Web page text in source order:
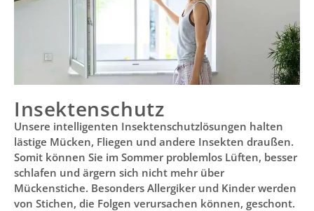
Insektenschutz
Unsere intelligenten Insektenschutzlösungen halten
lästige Mücken, Fliegen und andere Insekten draußen.
Somit können Sie im Sommer problemlos Lüften, besser
schlafen und ärgern sich nicht mehr über
Mückenstiche. Besonders Allergiker und Kinder werden
von Stichen, die Folgen verursachen können, geschont.